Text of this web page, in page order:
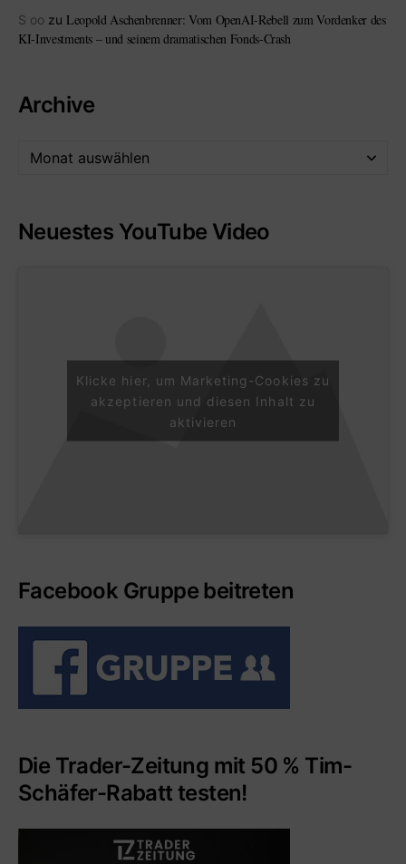
S oo zu Leopold Aschenbrenner: Vom OpenAI-Rebell zum Vordenker des
KI-Investments – und seinem dramatischen Fonds-Crash
Archive
Neuestes YouTube Video
Klicke hier, um Marketing-Cookies zu
akzeptieren und diesen Inhalt zu
aktivieren
Facebook Gruppe beitreten
Die Trader-Zeitung mit 50 % Tim-
Schäfer-Rabatt testen!